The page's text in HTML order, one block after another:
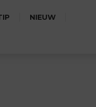
NIEUW